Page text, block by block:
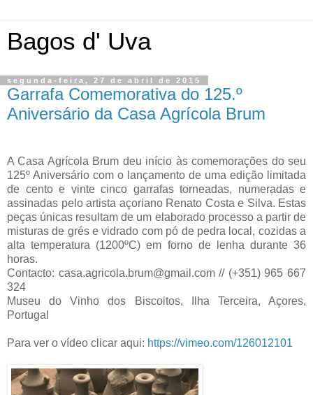
Bagos d' Uva
segunda-feira, 27 de abril de 2015
Garrafa Comemorativa do 125.º
Aniversário da Casa Agrícola Brum
A Casa Agrícola Brum deu início às comemorações do seu
125º Aniversário com o lançamento de uma edição limitada
de cento e vinte cinco garrafas torneadas, numeradas e
assinadas pelo artista açoriano Renato Costa e Silva. Estas
peças únicas resultam de um elaborado processo a partir de
misturas de grés e vidrado com pó de pedra local, cozidas a
alta temperatura (1200ºC) em forno de lenha durante 36
horas.
Contacto: casa.agricola.brum@gmail.com // (+351) 965 667
324
Museu do Vinho dos Biscoitos, Ilha Terceira, Açores,
Portugal
Para ver o vídeo clicar aqui: https://vimeo.com/126012101